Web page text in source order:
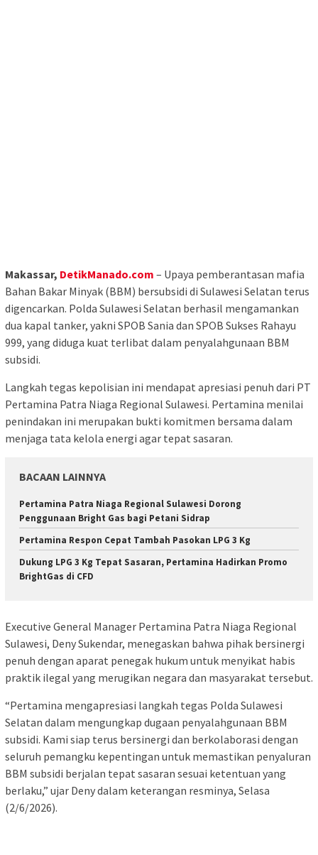
Makassar, DetikManado.com – Upaya pemberantasan mafia
Bahan Bakar Minyak (BBM) bersubsidi di Sulawesi Selatan terus
digencarkan. Polda Sulawesi Selatan berhasil mengamankan
dua kapal tanker, yakni SPOB Sania dan SPOB Sukses Rahayu
999, yang diduga kuat terlibat dalam penyalahgunaan BBM
subsidi.
Langkah tegas kepolisian ini mendapat apresiasi penuh dari PT
Pertamina Patra Niaga Regional Sulawesi. Pertamina menilai
penindakan ini merupakan bukti komitmen bersama dalam
menjaga tata kelola energi agar tepat sasaran.
BACAAN LAINNYA
Pertamina Patra Niaga Regional Sulawesi Dorong
Penggunaan Bright Gas bagi Petani Sidrap
Pertamina Respon Cepat Tambah Pasokan LPG 3 Kg
Dukung LPG 3 Kg Tepat Sasaran, Pertamina Hadirkan Promo
BrightGas di CFD
Executive General Manager Pertamina Patra Niaga Regional
Sulawesi, Deny Sukendar, menegaskan bahwa pihak bersinergi
penuh dengan aparat penegak hukum untuk menyikat habis
praktik ilegal yang merugikan negara dan masyarakat tersebut.
“Pertamina mengapresiasi langkah tegas Polda Sulawesi
Selatan dalam mengungkap dugaan penyalahgunaan BBM
subsidi. Kami siap terus bersinergi dan berkolaborasi dengan
seluruh pemangku kepentingan untuk memastikan penyaluran
BBM subsidi berjalan tepat sasaran sesuai ketentuan yang
berlaku,” ujar Deny dalam keterangan resminya, Selasa
(2/6/2026).